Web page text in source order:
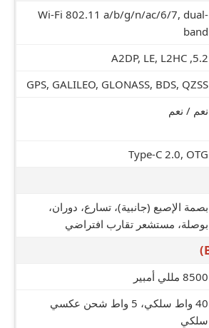
Wi-Fi 802.11 a/b/g/n/ac/6/7, dual-
band
5.2, A2DP, LE, L2HC
GPS, GALILEO, GLONASS, BDS, QZSS
نعم / نعم
Type-C 2.0, OTG
بصمة الإصبع (جانبية)، تسارع، دوران،
بوصلة، مستشعر تقارب افتراضي
8500 مللي أمبير
40 واط سلكي، 5 واط شحن عكسي
سلكي